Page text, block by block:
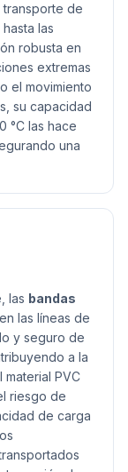
transporte de
las
robusta en
extremas
el movimiento
su capacidad
°C las hace
una
las bandas
las líneas de
y seguro de
a la
PVC
riesgo de
de carga